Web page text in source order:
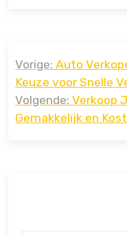
navigatie
Vorige: Auto
Keuze voor Snelle
Volgende: Verkoop
Gemakkelijk en